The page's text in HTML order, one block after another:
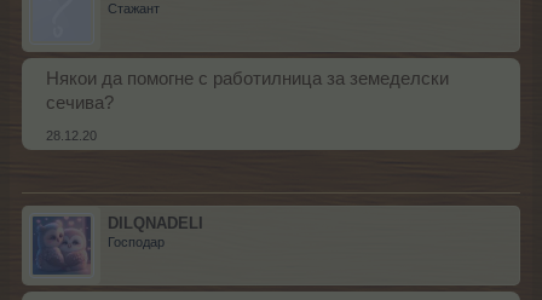
Стажант
Някои да помогне с работилница за земеделски
сечива?
28.12.20
DILQNADELI
Господар